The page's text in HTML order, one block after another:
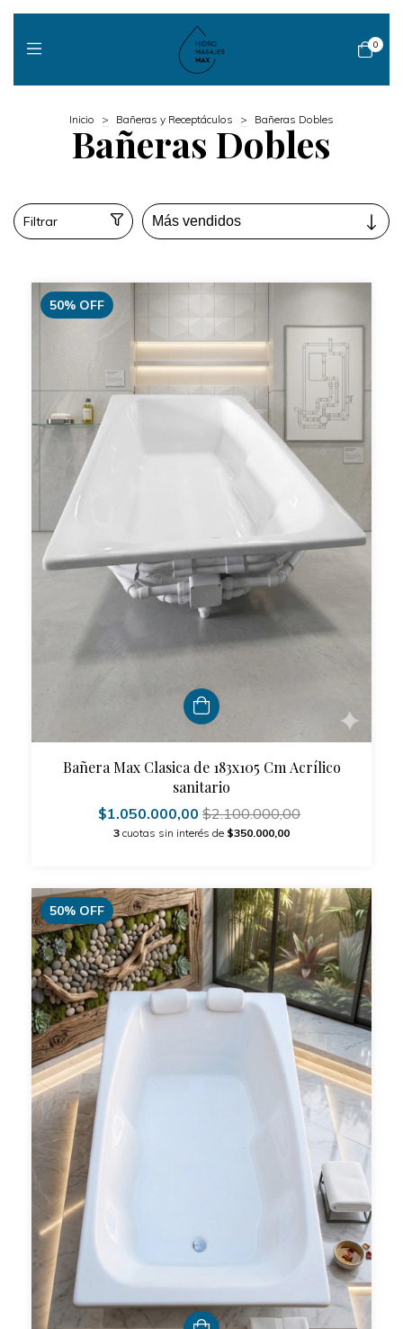
0
Inicio > Bañeras y Receptáculos > Bañeras Dobles
Bañeras Dobles
Filtrar
50% OFF
Bañera Max Clasica de 183x105 Cm Acrílico
sanitario
$1.050.000,00 $2.100.000,00
3 cuotas sin interés de $350.000,00
50% OFF